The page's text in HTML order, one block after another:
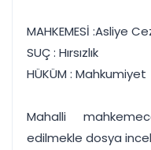
Bildirim
Süreleri asla
Tek panelde uçtan
Tüm özellikleri
MAHKEMESİ :Asliye
SUÇ : Hırsızlık
HÜKÜM : Mahkumiyet
Mahalli
edilmekle dosya